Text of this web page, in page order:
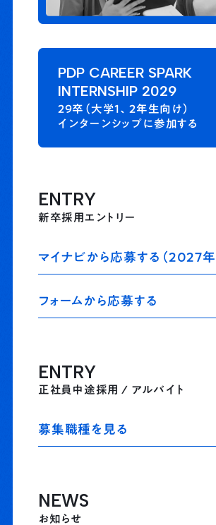
PDP CAREER SPARK
INTERNSHIP 2029
29卒（大学1、2年生向け）
インターンシップに参加する
ENTRY
新卒採用エントリー
マイナビから応募する（2027年
フォームから応募する
ENTRY
正社員中途採用 / アルバイト
募集職種を見る
NEWS
お知らせ